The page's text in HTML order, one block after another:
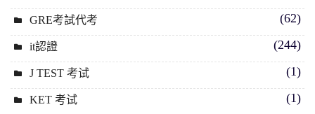
GRE考試代考 (62)
it認證 (244)
J TEST 考试 (1)
KET 考试 (1)